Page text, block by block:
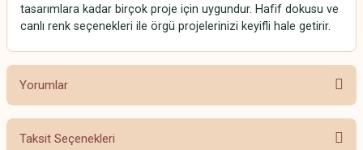
tasarımlara kadar birçok proje için uygundur. Hafif dokusu ve
canlı renk seçenekleri ile örgü projelerinizi keyifli hale getirir.
Yorumlar
Taksit Seçenekleri